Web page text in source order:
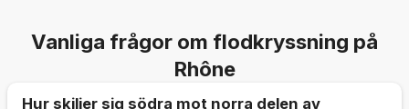
Vanliga frågor om flodkryssning på
Rhône
Hur skiljer sig södra mot norra delen av